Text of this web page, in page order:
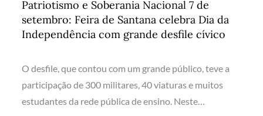
Patriotismo e Soberania Nacional 7 de
setembro: Feira de Santana celebra Dia da
Independência com grande desfile cívico
O desfile, que contou com um grande público, teve a
participação de 300 militares, 40 viaturas e muitos
estudantes da rede pública de ensino. Neste…